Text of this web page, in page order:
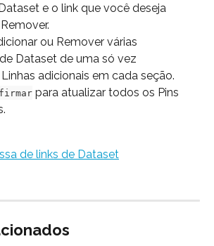
e o link que você deseja
ou Remover várias
Dataset de uma só vez
adicionais em cada seção.
para atualizar todos os Pins